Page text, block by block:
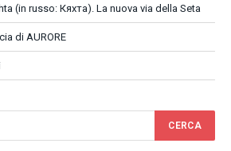
(in russo: Кяхта). La nuova via della Seta
di AURORE